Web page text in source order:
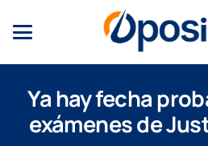
Ya hay fecha
exámenes de